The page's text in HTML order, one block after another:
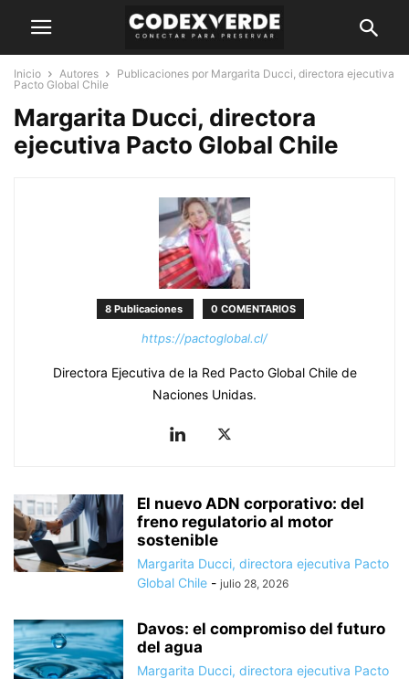
Inicio Autores
Publicaciones por Margarita Ducci, directora ejecutiva
Pacto Global Chile
Margarita Ducci, directora
ejecutiva Pacto Global Chile
8 Publicaciones 0 COMENTARIOS
https://pactoglobal.cl/
Directora Ejecutiva de la Red Pacto Global Chile de
Naciones Unidas.
El nuevo ADN corporativo: del
freno regulatorio al motor
sostenible
Margarita Ducci, directora ejecutiva Pacto
Global Chile - julio 28, 2026
Davos: el compromiso del futuro
del agua
Margarita Ducci, directora ejecutiva Pacto